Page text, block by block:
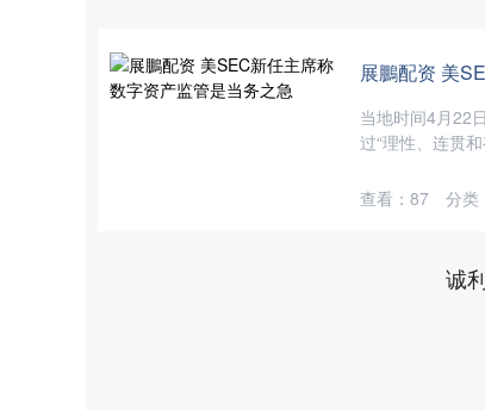
展鵬配资 美
当地时间4月22
过“理性、连贯
查看： 87 分类
诚